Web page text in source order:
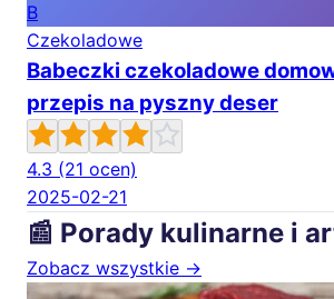
B
Czekoladowe
Babeczki czekoladowe
przepis na pyszny deser
4.3 (21 ocen)
2025-02-21
📰 Porady kulinarne i
Zobacz wszystkie →